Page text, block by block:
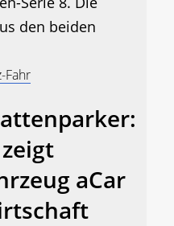
den beiden
Fahr
aCar